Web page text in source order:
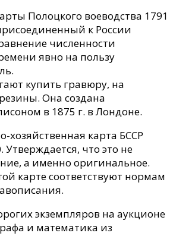
Полоцкого воеводства 1791
к России
численности
явно на пользу
купить гравюру, на
Она создана
в 1875 г. в Лондоне.
хозяйственная карта БССР
Утверждается, что это не
а именно оригинальное.
карте соответствуют нормам
экземпляров на аукционе
и математика из